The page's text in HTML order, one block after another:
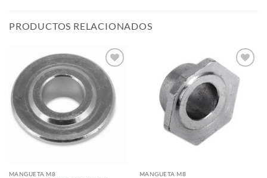
PRODUCTOS RELACIONADOS
Add to
wishlist
MANGUETA M8
Add to
wishlist
MANGUETA M8